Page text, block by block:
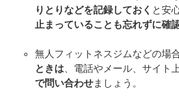
りとりなどを記録しておく と安
止まっていることも忘れずに確
無人フィットネスジムなどの場
ときは 、電話やメール、サイト
で問い合わせましょう。